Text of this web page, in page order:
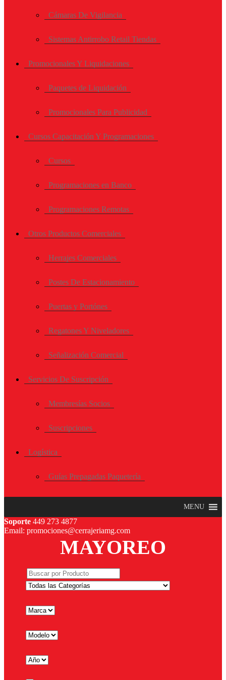
Cámaras De Vigilancia
Sistemas Antirrobo Retail Tiendas
Promocionales Y Liquidaciones
Paquetes de Liquidación
Promocionales Para Publicidad
Cursos Capacitación Y Programaciones
Cursos
Programaciones en Banco
Programaciones Remotas
Otros Productos Comerciales
Herrajes Comerciales
Postes De Estacionamiento
Puertas y Portónes
Regatones Y Niveladores
Señalización Comercial
Servicios De Suscripción
Membresías Socios
Suscripciones
Logística
Guías Prepagadas Paquetería
MENU
Soporte 449 273 4877
Email: promociones@cerrajeriamg.com
MAYOREO